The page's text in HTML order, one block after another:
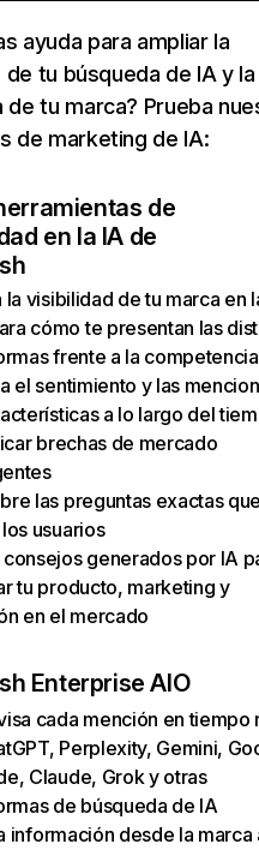
ayuda para ampliar la
de tu búsqueda de IA y la
de tu marca? Prueba
de marketing de IA:
de
en la IA de
la visibilidad de tu marca en
cómo te presentan las
frente a la competencia
el sentimiento y las
a lo largo del
brechas de mercado
las preguntas exactas
usuarios
generados por IA
tu producto, marketing y
en el mercado
Enterprise AIO
cada mención en tiempo
Perplexity, Gemini,
Claude, Grok y otras
de búsqueda de IA
información desde la marca